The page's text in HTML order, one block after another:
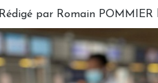
Rédigé par Romain POMMIER